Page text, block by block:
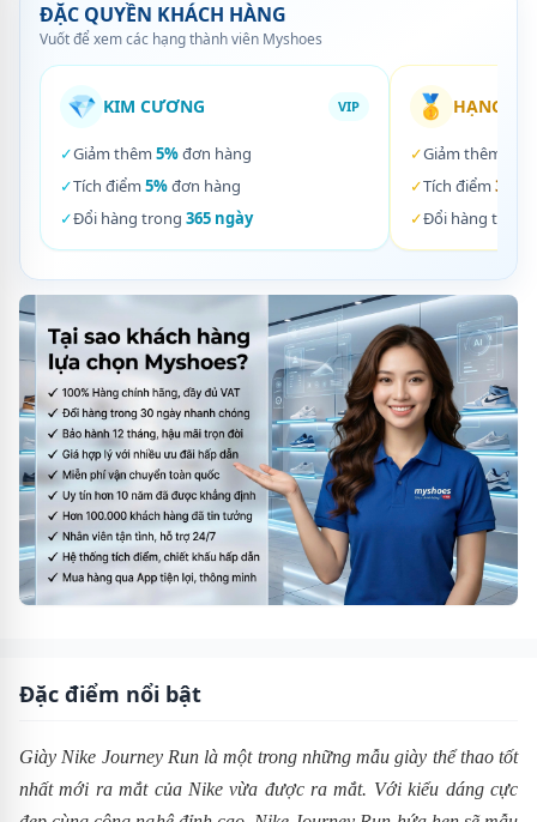
ĐẶC QUYỀN KHÁCH HÀNG
Vuốt để xem các hạng thành viên Myshoes
💎 KIM CƯƠNG VIP
✓Giảm thêm 5%đơn hàng
✓Tích điểm 5%đơn hàng
✓Đổi hàng trong 365 ngày
🥇 HẠNG
✓Giảm thêm
✓Tích điểm 3%
✓Đổi hàng trong
Đặc điểm nổi bật
Giày Nike Journey Run là một trong những mẫu giày thể thao tốt
nhất mới ra mắt của Nike vừa được ra mắt. Với kiểu dáng cực